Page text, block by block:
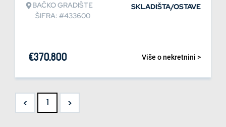
BAČKO GRADIŠTE
ŠIFRA: #433600
SKLADIŠTA/OSTAVE
Više o nekretnini >
€370.800
< 1 >